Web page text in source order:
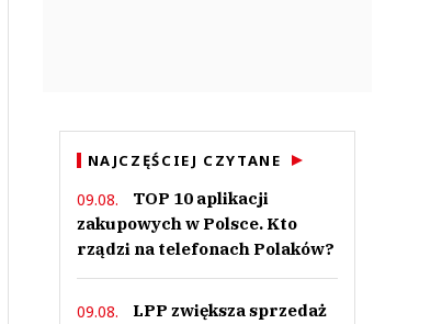
NAJCZĘŚCIEJ CZYTANE
09.08.
TOP 10 aplikacji
zakupowych w Polsce. Kto
rządzi na telefonach Polaków?
09.08.
LPP zwiększa sprzedaż